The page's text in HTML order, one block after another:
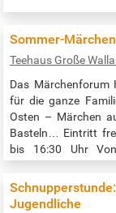
Sommer-
Teehaus Große
Das Märchenforum
für die ganze
Osten – Märchen
Basteln… Eintritt
bis 16:30 Uhr
Jugendliche